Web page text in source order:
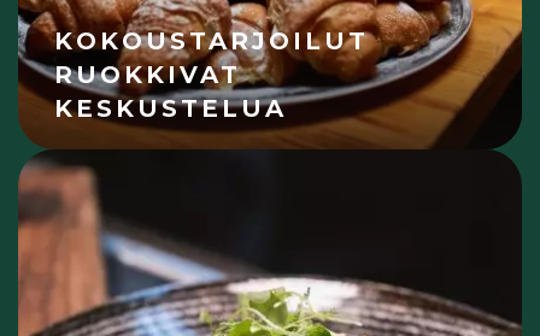
KOKOUSTARJOILUT
RUOKKIVAT
KESKUSTELUA